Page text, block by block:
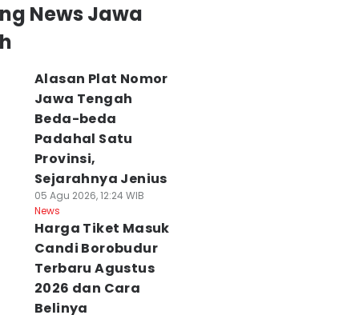
News Jawa
Alasan Plat Nomor
Jawa Tengah
Beda-beda
Padahal Satu
Provinsi,
Sejarahnya Jenius
05 Agu 2026, 12:24 WIB
News
Harga Tiket Masuk
Candi Borobudur
Terbaru Agustus
2026 dan Cara
Belinya